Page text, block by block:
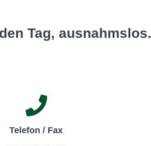
Tag, ausnahmslos.
Telefon / Fax